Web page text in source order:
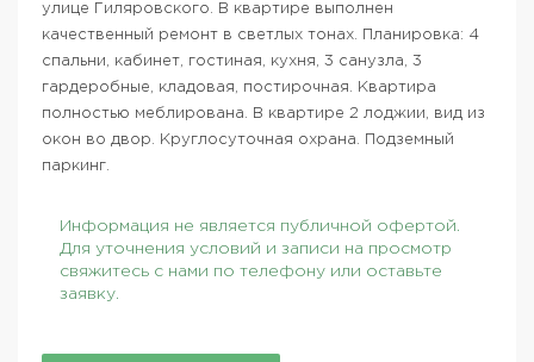
улице Гиляровского. В квартире выполнен
качественный ремонт в светлых тонах. Планировка: 4
спальни, кабинет, гостиная, кухня, 3 санузла, 3
гардеробные, кладовая, постирочная. Квартира
полностью меблирована. В квартире 2 лоджии, вид из
окон во двор. Круглосуточная охрана. Подземный
паркинг.
Информация не является публичной офертой.
Для уточнения условий и записи на просмотр
свяжитесь с нами по телефону или оставьте
заявку.